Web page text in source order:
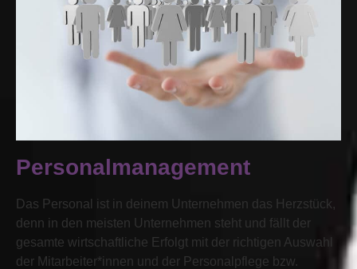
Personalmanagement
Das Personal ist in deinem Unternehmen das Herzstück,
denn in den meisten Unternehmen steht und fällt der
gesamte wirtschaftliche Erfolgt mit der richtigen Auswahl
der Mitarbeiter*innen und der Personalpflege bzw.